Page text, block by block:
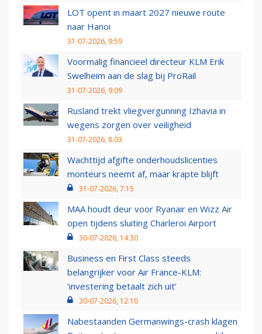
LOT opent in maart 2027 nieuwe route
naar Hanoi
31-07-2026, 9:59
Voormalig financieel directeur KLM Erik
Swelheim aan de slag bij ProRail
31-07-2026, 9:09
Rusland trekt vliegvergunning Izhavia in
wegens zorgen over veiligheid
31-07-2026, 8:03
Wachttijd afgifte onderhoudslicenties
monteurs neemt af, maar krapte blijft
31-07-2026, 7:15
MAA houdt deur voor Ryanair en Wizz Air
open tijdens sluiting Charleroi Airport
30-07-2026, 14:30
Business en First Class steeds
belangrijker voor Air France-KLM:
‘investering betaalt zich uit’
30-07-2026, 12:10
Nabestaanden Germanwings-crash klagen